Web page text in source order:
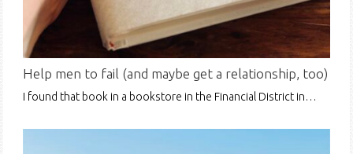
Help men to fail (and maybe get a relationship, too)
I found that book in a bookstore in the Financial District in…